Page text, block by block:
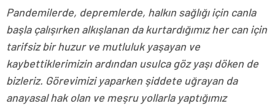
Pandemilerde, depremlerde, halkın sağlığı için canla
başla çalışırken alkışlanan da kurtardığımız her can için
tarifsiz bir huzur ve mutluluk yaşayan ve
kaybettiklerimizin ardından usulca göz yaşı döken de
bizleriz. Görevimizi yaparken şiddete uğrayan da
anayasal hak olan ve meşru yollarla yaptığımız